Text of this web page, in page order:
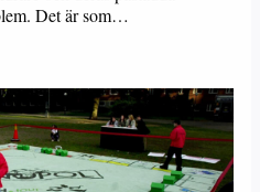
Det är som…